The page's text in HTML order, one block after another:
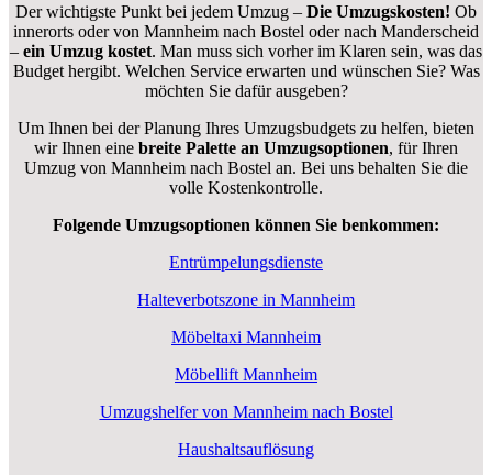
Der wichtigste Punkt bei jedem Umzug – Die Umzugskosten! Ob
innerorts oder von Mannheim nach Bostel oder nach Manderscheid
– ein Umzug kostet. Man muss sich vorher im Klaren sein, was das
Budget hergibt. Welchen Service erwarten und wünschen Sie? Was
möchten Sie dafür ausgeben?
Um Ihnen bei der Planung Ihres Umzugsbudgets zu helfen, bieten
wir Ihnen eine breite Palette an Umzugsoptionen, für Ihren
Umzug von Mannheim nach Bostel an. Bei uns behalten Sie die
volle Kostenkontrolle.
Folgende Umzugsoptionen können Sie benkommen:
Entrümpelungsdienste
Halteverbotszone in Mannheim
Möbeltaxi Mannheim
Möbellift Mannheim
Umzugshelfer von Mannheim nach Bostel
Haushaltsauflösung